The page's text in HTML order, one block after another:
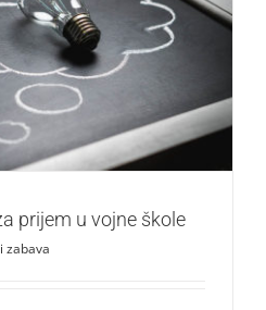
za prijem u vojne škole
i zabava
prijem u vojne škole
zabava